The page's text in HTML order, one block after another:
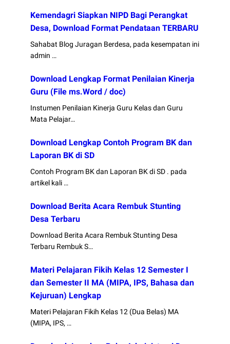
Kemendagri Siapkan NIPD Bagi Perangkat
Desa, Download Format Pendataan TERBARU
Sahabat Blog Juragan Berdesa, pada kesempatan ini
admin …
Download Lengkap Format Penilaian Kinerja
Guru (File ms.Word / doc)
Instumen Penilaian Kinerja Guru Kelas dan Guru
Mata Pelajar…
Download Lengkap Contoh Program BK dan
Laporan BK di SD
Contoh Program BK dan Laporan BK di SD . pada
artikel kali …
Download Berita Acara Rembuk Stunting
Desa Terbaru
Download Berita Acara Rembuk Stunting Desa
Terbaru Rembuk S…
Materi Pelajaran Fikih Kelas 12 Semester I
dan Semester II MA (MIPA, IPS, Bahasa dan
Kejuruan) Lengkap
Materi Pelajaran Fikih Kelas 12 (Dua Belas) MA
(MIPA, IPS, …